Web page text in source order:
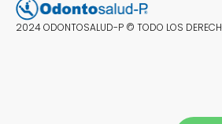
2024 ODONTOSALUD-P © TODO LOS